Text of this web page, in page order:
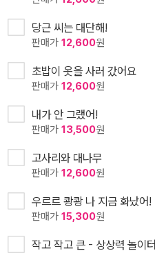
당근 씨는 대단해!
판매가 12,600원
초밥이 옷을 사러 갔어요
판매가 12,600원
내가 안 그랬어!
판매가 13,500원
고사리와 대나무
판매가 12,600원
우르르 쾅쾅 나 지금 화났어!
판매가 15,300원
작고 작고 큰 - 상상력 놀이